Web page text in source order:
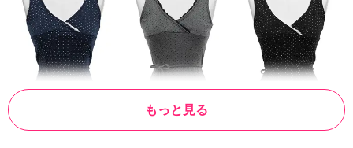
もっと見る